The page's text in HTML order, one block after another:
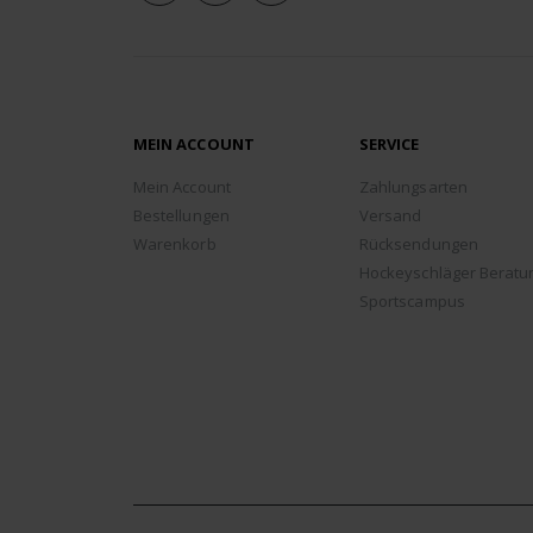
MEIN ACCOUNT
Mein Account
Bestellungen
Warenkorb
SERVICE
Zahlungsarten
Versand
Rücksendungen
Hockeyschläger
Sportscampus